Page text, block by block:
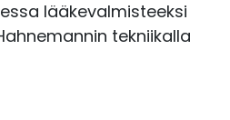
lääkevalmisteeksi
tekniikalla